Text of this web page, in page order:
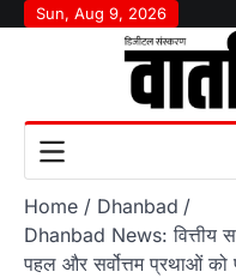
SkipSun, Aug 9, 2026
Home
Dhanbad
Dhanbad News: वित्तीय
पहल और सर्वोत्तम प्रथाओं को